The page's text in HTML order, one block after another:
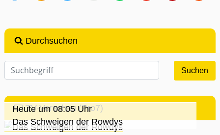
Durchsuchen
TV-Vorschau (Pro7)
Heute um 08:05 Uhr
Das Schweigen der Rowdys